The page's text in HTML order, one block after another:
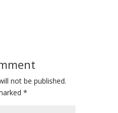
not be published.
*